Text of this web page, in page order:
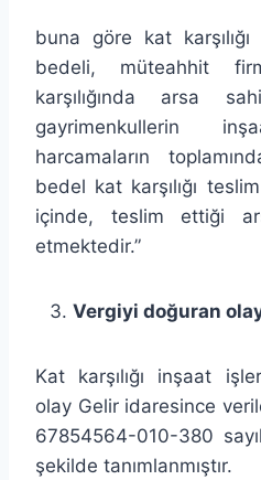
buna göre kat
bedeli, müteahhit
karşılığında arsa
gayrimenkullerin
harcamaların
bedel kat karşılığı
içinde, teslim ettiği
etmektedir.”
Vergiyi doğuran
Kat karşılığı inşaat
olay Gelir idaresince
67854564-010-380
şekilde tanımlanmıştır.